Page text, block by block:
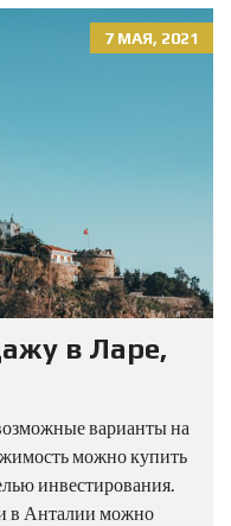
7 МАЯ, 2021
в Ларе,
варианты на
можно купить
инвестирования.
в Анталии можно